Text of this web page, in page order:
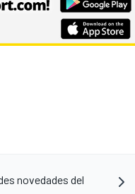
novedades del